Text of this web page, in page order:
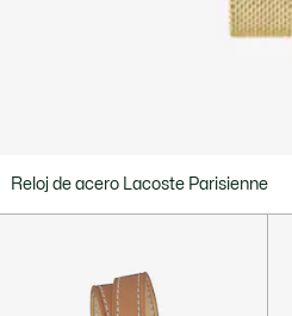
Reloj de acero Lacoste Parisienne